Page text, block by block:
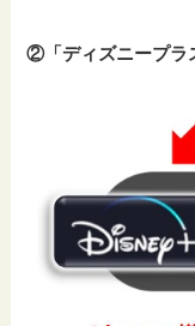
②「ディズニープラ